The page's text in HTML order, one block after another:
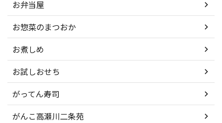
お弁当屋
お惣菜のまつおか
お煮しめ
お試しおせち
がってん寿司
がんこ高瀬川二条苑